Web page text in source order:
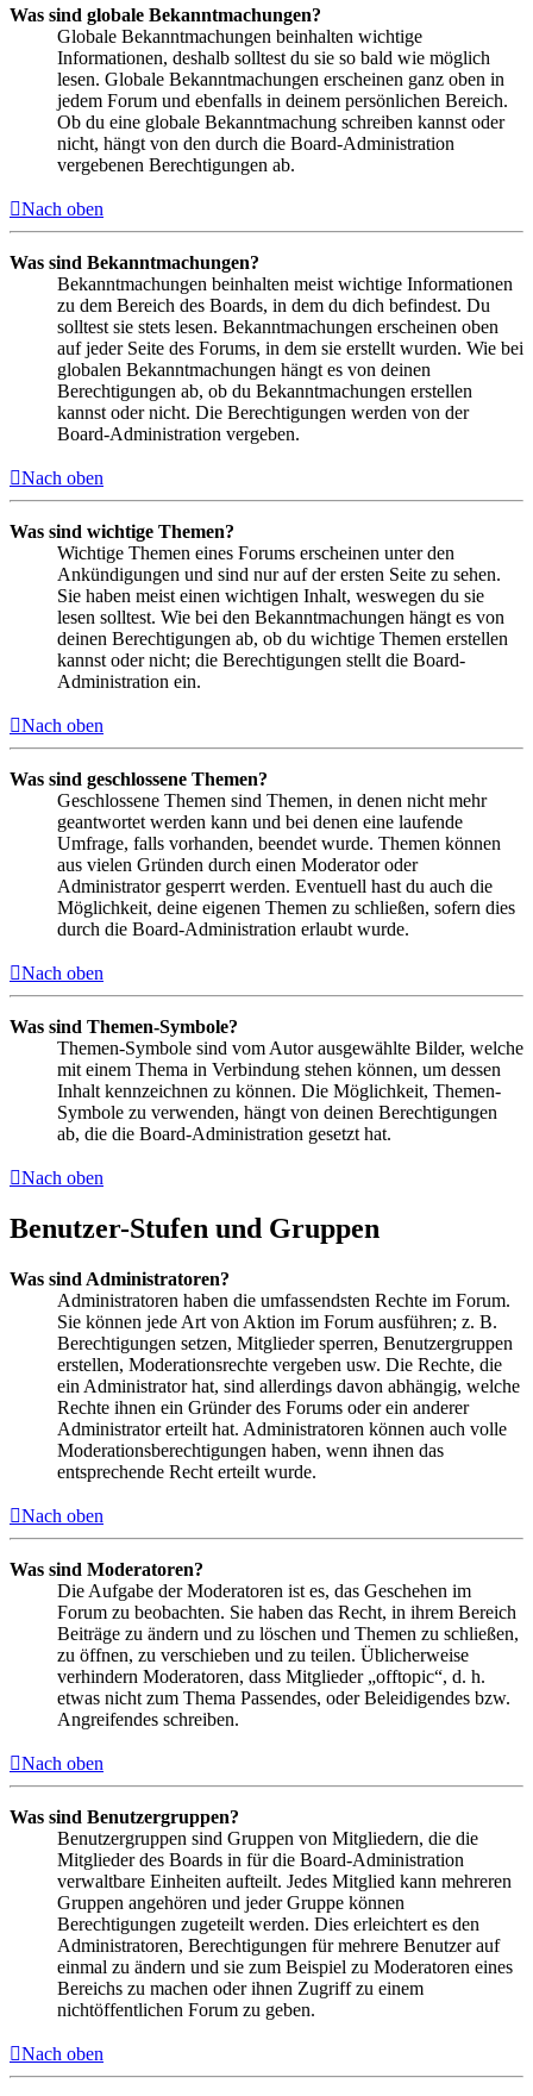
Was sind globale Bekanntmachungen?
Globale Bekanntmachungen beinhalten wichtige
Informationen, deshalb solltest du sie so bald wie möglich
lesen. Globale Bekanntmachungen erscheinen ganz oben in
jedem Forum und ebenfalls in deinem persönlichen Bereich.
Ob du eine globale Bekanntmachung schreiben kannst oder
nicht, hängt von den durch die Board-Administration
vergebenen Berechtigungen ab.
Nach oben
Was sind Bekanntmachungen?
Bekanntmachungen beinhalten meist wichtige Informationen
zu dem Bereich des Boards, in dem du dich befindest. Du
solltest sie stets lesen. Bekanntmachungen erscheinen oben
auf jeder Seite des Forums, in dem sie erstellt wurden. Wie bei
globalen Bekanntmachungen hängt es von deinen
Berechtigungen ab, ob du Bekanntmachungen erstellen
kannst oder nicht. Die Berechtigungen werden von der
Board-Administration vergeben.
Nach oben
Was sind wichtige Themen?
Wichtige Themen eines Forums erscheinen unter den
Ankündigungen und sind nur auf der ersten Seite zu sehen.
Sie haben meist einen wichtigen Inhalt, weswegen du sie
lesen solltest. Wie bei den Bekanntmachungen hängt es von
deinen Berechtigungen ab, ob du wichtige Themen erstellen
kannst oder nicht; die Berechtigungen stellt die Board-
Administration ein.
Nach oben
Was sind geschlossene Themen?
Geschlossene Themen sind Themen, in denen nicht mehr
geantwortet werden kann und bei denen eine laufende
Umfrage, falls vorhanden, beendet wurde. Themen können
aus vielen Gründen durch einen Moderator oder
Administrator gesperrt werden. Eventuell hast du auch die
Möglichkeit, deine eigenen Themen zu schließen, sofern dies
durch die Board-Administration erlaubt wurde.
Nach oben
Was sind Themen-Symbole?
Themen-Symbole sind vom Autor ausgewählte Bilder, welche
mit einem Thema in Verbindung stehen können, um dessen
Inhalt kennzeichnen zu können. Die Möglichkeit, Themen-
Symbole zu verwenden, hängt von deinen Berechtigungen
ab, die die Board-Administration gesetzt hat.
Nach oben
Benutzer-Stufen und Gruppen
Was sind Administratoren?
Administratoren haben die umfassendsten Rechte im Forum.
Sie können jede Art von Aktion im Forum ausführen; z. B.
Berechtigungen setzen, Mitglieder sperren, Benutzergruppen
erstellen, Moderationsrechte vergeben usw. Die Rechte, die
ein Administrator hat, sind allerdings davon abhängig, welche
Rechte ihnen ein Gründer des Forums oder ein anderer
Administrator erteilt hat. Administratoren können auch volle
Moderationsberechtigungen haben, wenn ihnen das
entsprechende Recht erteilt wurde.
Nach oben
Was sind Moderatoren?
Die Aufgabe der Moderatoren ist es, das Geschehen im
Forum zu beobachten. Sie haben das Recht, in ihrem Bereich
Beiträge zu ändern und zu löschen und Themen zu schließen,
zu öffnen, zu verschieben und zu teilen. Üblicherweise
verhindern Moderatoren, dass Mitglieder „offtopic“, d. h.
etwas nicht zum Thema Passendes, oder Beleidigendes bzw.
Angreifendes schreiben.
Nach oben
Was sind Benutzergruppen?
Benutzergruppen sind Gruppen von Mitgliedern, die die
Mitglieder des Boards in für die Board-Administration
verwaltbare Einheiten aufteilt. Jedes Mitglied kann mehreren
Gruppen angehören und jeder Gruppe können
Berechtigungen zugeteilt werden. Dies erleichtert es den
Administratoren, Berechtigungen für mehrere Benutzer auf
einmal zu ändern und sie zum Beispiel zu Moderatoren eines
Bereichs zu machen oder ihnen Zugriff zu einem
nichtöffentlichen Forum zu geben.
Nach oben